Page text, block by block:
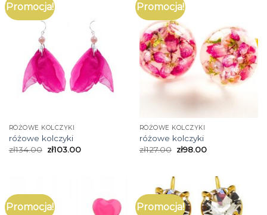
Promocja!
RÓŻOWE KOLCZYKI
różowe kolczyki
zł134.00 zł103.00
Promocja!
RÓŻOWE KOLCZYKI
różowe kolczyki
zł127.00 zł98.00
Promocja! Promocja!